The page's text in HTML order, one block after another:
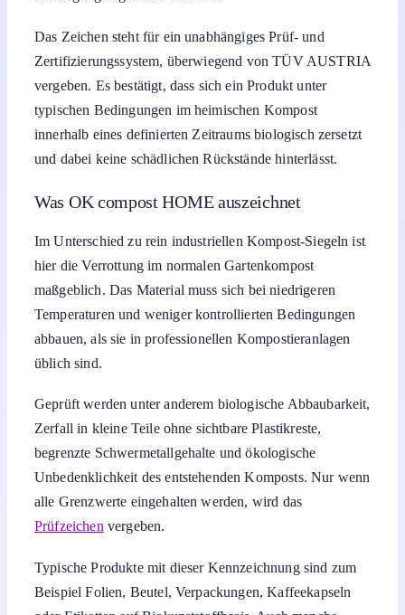
Das Zeichen steht für ein unabhängiges Prüf- und
Zertifizierungssystem, überwiegend von TÜV AUSTRIA
vergeben. Es bestätigt, dass sich ein Produkt unter
typischen Bedingungen im heimischen Kompost
innerhalb eines definierten Zeitraums biologisch zersetzt
und dabei keine schädlichen Rückstände hinterlässt.
Was OK compost HOME auszeichnet
Im Unterschied zu rein industriellen Kompost-Siegeln ist
hier die Verrottung im normalen Gartenkompost
maßgeblich. Das Material muss sich bei niedrigeren
Temperaturen und weniger kontrollierten Bedingungen
abbauen, als sie in professionellen Kompostieranlagen
üblich sind.
Geprüft werden unter anderem biologische Abbaubarkeit,
Zerfall in kleine Teile ohne sichtbare Plastikreste,
begrenzte Schwermetallgehalte und ökologische
Unbedenklichkeit des entstehenden Komposts. Nur wenn
alle Grenzwerte eingehalten werden, wird das
Prüfzeichen vergeben.
Typische Produkte mit dieser Kennzeichnung sind zum
Beispiel Folien, Beutel, Verpackungen, Kaffeekapseln